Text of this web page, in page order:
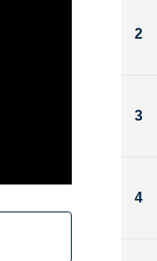
2
3
4